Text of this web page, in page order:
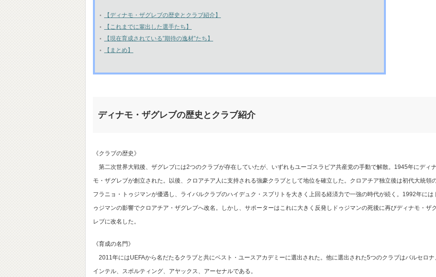
【ディナモ・ザグレブの歴史とクラブ紹介】
【これまでに輩出した選手たち】
【現在育成されている”期待の逸材”たち】
【まとめ】
ディナモ・ザグレブの歴史とクラブ紹介
《クラブの歴史》
第二次世界大戦後、ザグレブには2つのクラブが存在していたが、いずれもユーゴスラビア共産党の手動で解散。1945年にディナ
モ・ザグレブが創立された。以後、クロアチア人に支持される強豪クラブとして地位を確立した。クロアチア独立後は初代大統領
フラニョ・トゥジマンが優遇し、ライバルクラブのハイデュク・スプリトを大きく上回る経済力で一強の時代が続く。1992年には
ゥジマンの影響でクロアチア・ザグレブへ改名。しかし、サポーターはこれに大きく反発しドゥジマンの死後に再びディナモ・ザ
レブに改名した。
《育成の名門》
2011年にはUEFAから名だたるクラブと共にベスト・ユースアカデミーに選出された。他に選出された5つのクラブはバルセロナ
インテル、スポルティング、アヤックス、アーセナルである。